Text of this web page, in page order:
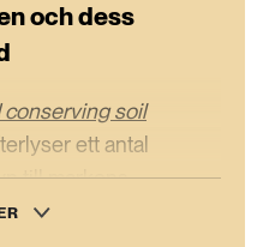
och dess
conserving soil
ett antal
till markens
i